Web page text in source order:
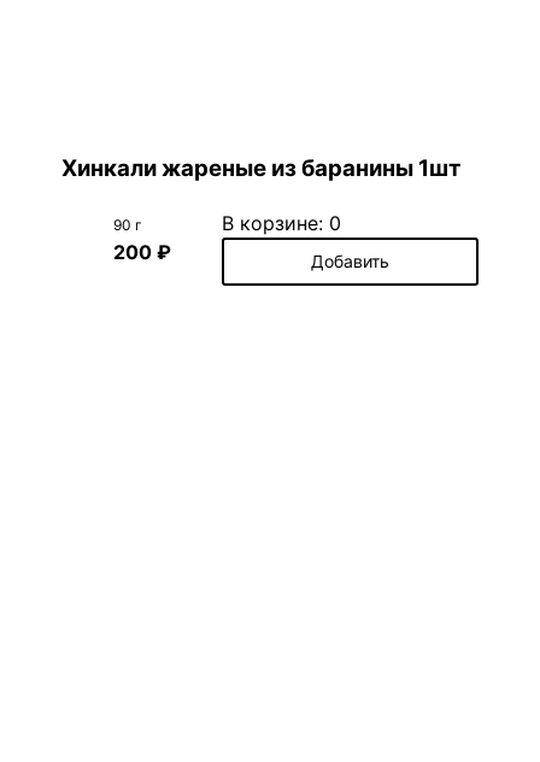
Хинкали жареные из баранины 1шт
90 г
200 ₽
В корзине: 0
Добавить